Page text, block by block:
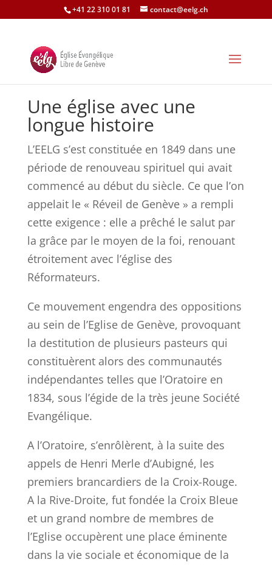
+41 22 310 01 81 contact@eelg.ch
Une église avec une
longue histoire
L’EELG s’est constituée en 1849 dans une
période de renouveau spirituel qui avait
commencé au début du siècle. Ce que l’on
appelait le « Réveil de Genève » a rempli
cette exigence : elle a prêché le salut par
la grâce par le moyen de la foi, renouant
étroitement avec l’église des
Réformateurs.
Ce mouvement engendra des oppositions
au sein de l’Eglise de Genève, provoquant
la destitution de plusieurs pasteurs qui
constituèrent alors des communautés
indépendantes telles que l’Oratoire en
1834, sous l’égide de la très jeune Société
Evangélique.
A l’Oratoire, s’enrôlèrent, à la suite des
appels de Henri Merle d’Aubigné, les
premiers brancardiers de la Croix-Rouge.
A la Rive-Droite, fut fondée la Croix Bleue
et un grand nombre de membres de
l’Eglise occupèrent une place éminente
dans la vie sociale et économique de la